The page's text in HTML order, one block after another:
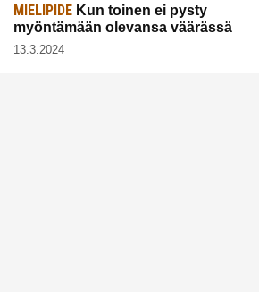
MIELIPIDE Kun toinen ei pysty
myöntämään olevansa väärässä
13.3.2024